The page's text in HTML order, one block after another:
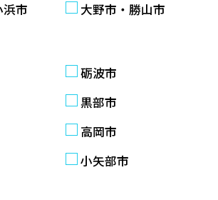
市
大野市・勝山市
砺波市
黒部市
高岡市
小矢部市